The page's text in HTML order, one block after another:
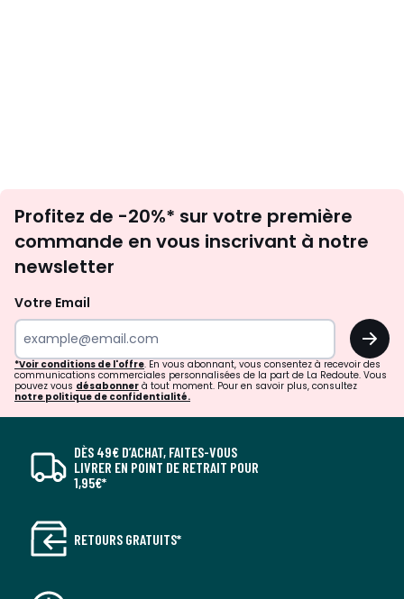
newsletter
Profitez de -20%* sur votre première
commande en vous inscrivant à notre
newsletter
Votre Email
OK
*Voir conditions de l'offre. En vous abonnant, vous consentez à recevoir des
communications commerciales personnalisées de la part de La Redoute. Vous
pouvez vous désabonner à tout moment. Pour en savoir plus, consultez
notre politique de confidentialité.
DÈS 49€ D’ACHAT, FAITES-VOUS
LIVRER EN POINT DE RETRAIT POUR
1,95€*
RETOURS GRATUITS*